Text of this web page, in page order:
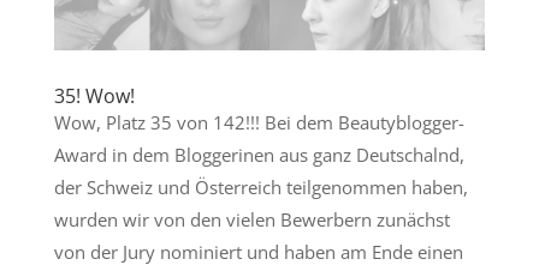
35! Wow!
Wow, Platz 35 von 142!!! Bei dem Beautyblogger-
Award in dem Bloggerinen aus ganz Deutschalnd,
der Schweiz und Österreich teilgenommen haben,
wurden wir von den vielen Bewerbern zunächst
von der Jury nominiert und haben am Ende einen